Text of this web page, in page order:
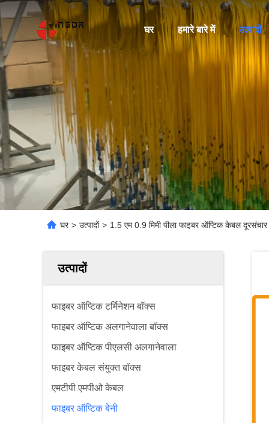
घर हमारे बारे में उत्पादों
घर > उत्पादों > 1.5 एम 0.9 मिमी पीला फाइबर ऑप्टिक केबल
उत्पादों
फाइबर ऑप्टिक टर्मिनेशन बॉक्स
फाइबर ऑप्टिक अलगानेवाला बॉक्स
फाइबर ऑप्टिक पीएलसी अलगानेवाला
फाइबर केबल संयुक्त बॉक्स
एमटीपी एमपीओ केबल
फाइबर ऑप्टिक बेनी